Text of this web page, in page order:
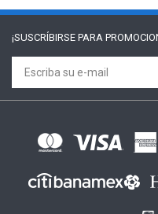
¡SUSCRÍBIRSE PARA